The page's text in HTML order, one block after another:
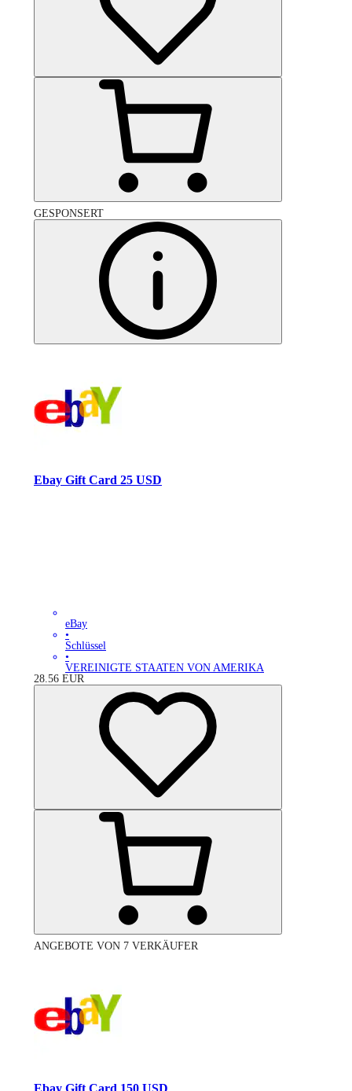
GESPONSERT
Ebay Gift Card 25 USD
eBay
•
Schlüssel
•
VEREINIGTE STAATEN VON AMERIKA
28.56 EUR
ANGEBOTE VON 7 VERKÄUFER